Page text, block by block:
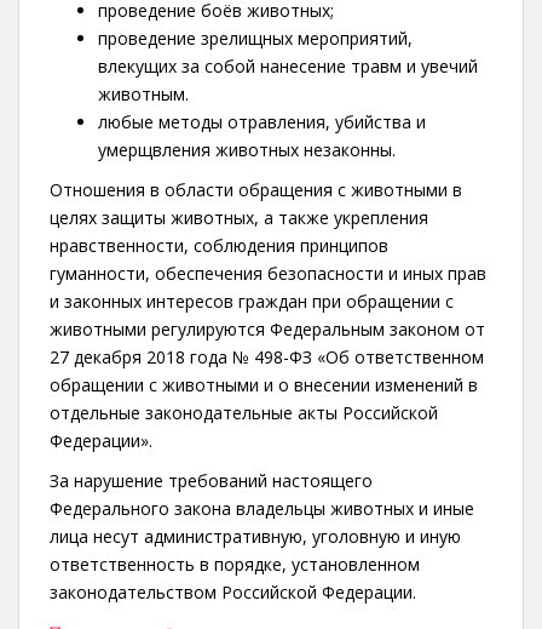
проведение боёв животных;
проведение зрелищных мероприятий,
влекущих за собой нанесение травм и увечий
животным.
любые методы отравления, убийства и
умерщвления животных незаконны.
Отношения в области обращения с животными в
целях защиты животных, а также укрепления
нравственности, соблюдения принципов
гуманности, обеспечения безопасности и иных прав
и законных интересов граждан при обращении с
животными регулируются Федеральным законом от
27 декабря 2018 года № 498-ФЗ «Об ответственном
обращении с животными и о внесении изменений в
отдельные законодательные акты Российской
Федерации».
За нарушение требований настоящего
Федерального закона владельцы животных и иные
лица несут административную, уголовную и иную
ответственность в порядке, установленном
законодательством Российской Федерации.